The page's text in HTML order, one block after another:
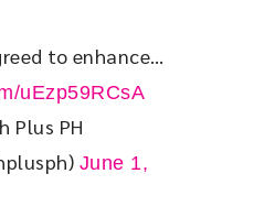
to enhance…
uEzp59RCsA
Plus PH
June 1,